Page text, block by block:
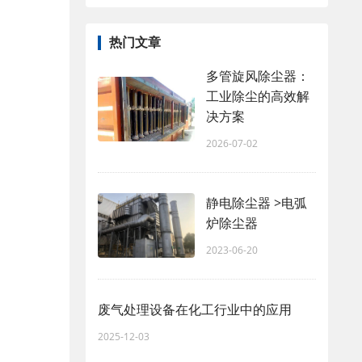
热门文章
多管旋风除尘器：
工业除尘的高效解
决方案
2026-07-02
静电除尘器 >电弧
炉除尘器
2023-06-20
废气处理设备在化工行业中的应用
2025-12-03